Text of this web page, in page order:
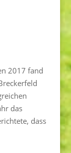
2017 fand
das
dass